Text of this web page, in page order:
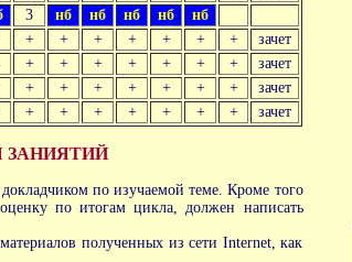
3 нб нб нб нб
нб
+ + + + + + +
зачет
+ + + + + + +
зачет
+ + + + + + +
зачет
+ + + + + + + зачет
ЗАНИЯТИЙ
по изучаемой теме. Кроме того
по итогам цикла, должен написать
полученных из сети Internet, как